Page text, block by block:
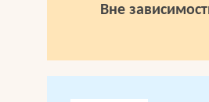
Вне